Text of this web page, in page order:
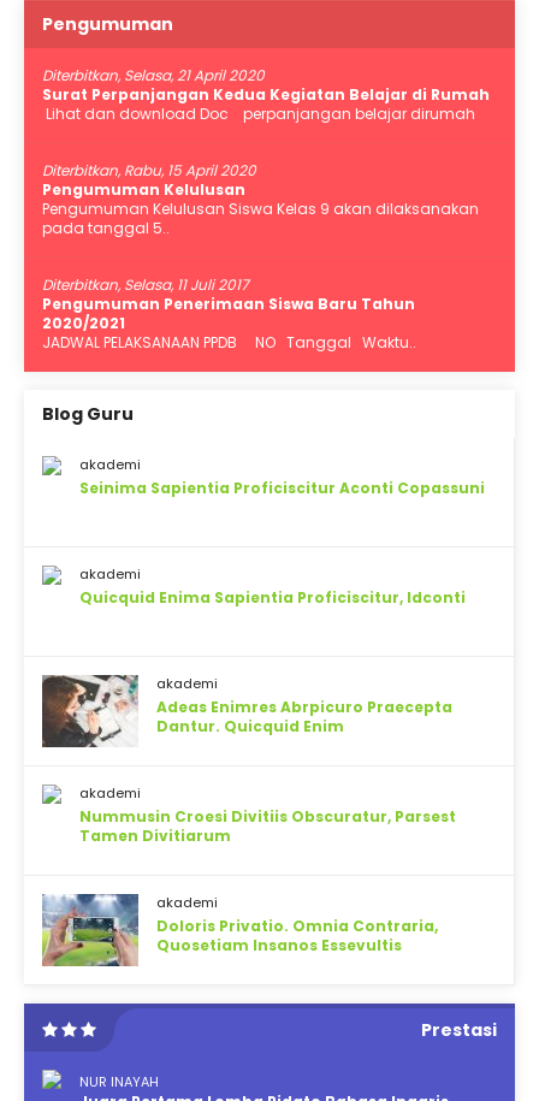
Pengumuman
Diterbitkan, Selasa, 21 April 2020
Surat Perpanjangan Kedua Kegiatan Belajar di Rumah
Lihat dan download Doc perpanjangan belajar dirumah
Diterbitkan, Rabu, 15 April 2020
Pengumuman Kelulusan
Pengumuman Kelulusan Siswa Kelas 9 akan dilaksanakan
pada tanggal 5..
Diterbitkan, Selasa, 11 Juli 2017
Pengumuman Penerimaan Siswa Baru Tahun
2020/2021
JADWAL PELAKSANAAN PPDB NO Tanggal Waktu..
Blog Guru
akademi
Seinima Sapientia Proficiscitur Aconti Copassuni
akademi
Quicquid Enima Sapientia Proficiscitur, Idconti
akademi
Adeas Enimres Abrpicuro Praecepta
Dantur. Quicquid Enim
akademi
Nummusin Croesi Divitiis Obscuratur, Parsest
Tamen Divitiarum
akademi
Doloris Privatio. Omnia Contraria,
Quosetiam Insanos Essevultis
Prestasi
NUR INAYAH